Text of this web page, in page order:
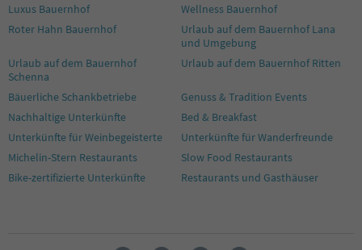
14
15
17
18
19
20
21
22
23
24
25
Luxus Bauernhof
Wellness Bauernhof
Roter Hahn Bauernhof
Urlaub auf dem Bauernhof Lana
und Umgebung
Urlaub auf dem Bauernhof
Schenna
Urlaub auf dem Bauernhof Ritten
Bäuerliche Schankbetriebe
Genuss & Tradition Events
Nachhaltige Unterkünfte
Bed & Breakfast
Unterkünfte für Weinbegeisterte
Unterkünfte für Wanderfreunde
Michelin-Stern Restaurants
Slow Food Restaurants
Bike-zertifizierte Unterkünfte
Restaurants und Gasthäuser